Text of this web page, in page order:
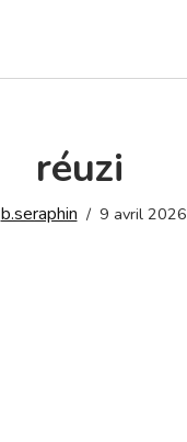
réuzi
b.seraphin 9 avril 2026